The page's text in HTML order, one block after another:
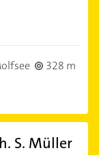
328 m
S. Müller